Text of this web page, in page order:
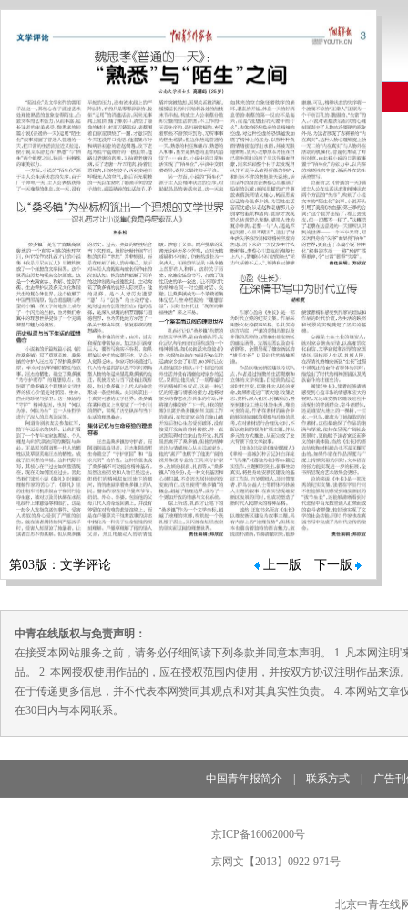
第03版：文学评论 上一版 下一版
中青在线版权与免责声明：
在接受本网站服务之前，请务必仔细阅读下列条款并同意本声明。 1. 凡本网注
品。 2. 本网授权使用作品的，应在授权范围内使用，并按双方协议注明作品来
在于传递更多信息，并不代表本网赞同其观点和对其真实性负责。 4. 本网站文
在30日内与本网联系。
中国青年报简介 联系方式 广告刊
京ICP备16062000号
京网文【2013】0922-971号
北京中青在线